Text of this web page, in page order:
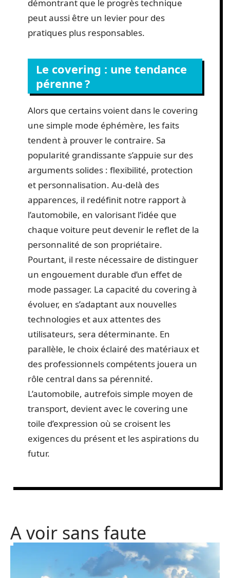
démontrant que le progrès technique
peut aussi être un levier pour des
pratiques plus responsables.
Le covering : une tendance
pérenne ?
Alors que certains voient dans le covering
une simple mode éphémère, les faits
tendent à prouver le contraire. Sa
popularité grandissante s’appuie sur des
arguments solides : flexibilité, protection
et personnalisation. Au-delà des
apparences, il redéfinit notre rapport à
l’automobile, en valorisant l’idée que
chaque voiture peut devenir le reflet de la
personnalité de son propriétaire.
Pourtant, il reste nécessaire de distinguer
un engouement durable d’un effet de
mode passager. La capacité du covering à
évoluer, en s’adaptant aux nouvelles
technologies et aux attentes des
utilisateurs, sera déterminante. En
parallèle, le choix éclairé des matériaux et
des professionnels compétents jouera un
rôle central dans sa pérennité.
L’automobile, autrefois simple moyen de
transport, devient avec le covering une
toile d’expression où se croisent les
exigences du présent et les aspirations du
futur.
A voir sans faute